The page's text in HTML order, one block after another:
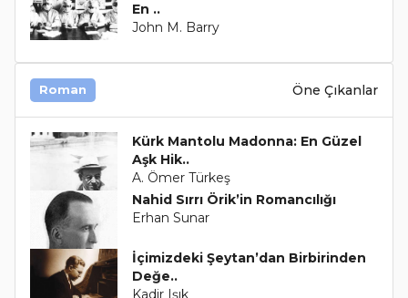
En ..
John M. Barry
Roman Öne Çıkanlar
Kürk Mantolu Madonna: En Güzel
Aşk Hik..
A. Ömer Türkeş
Nahid Sırrı Örik’in Romancılığı
Erhan Sunar
İçimizdeki Şeytan’dan Birbirinden
Değe..
Kadir Işık